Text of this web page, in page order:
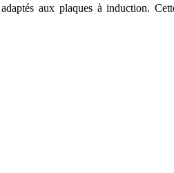
aux plaques à induction.